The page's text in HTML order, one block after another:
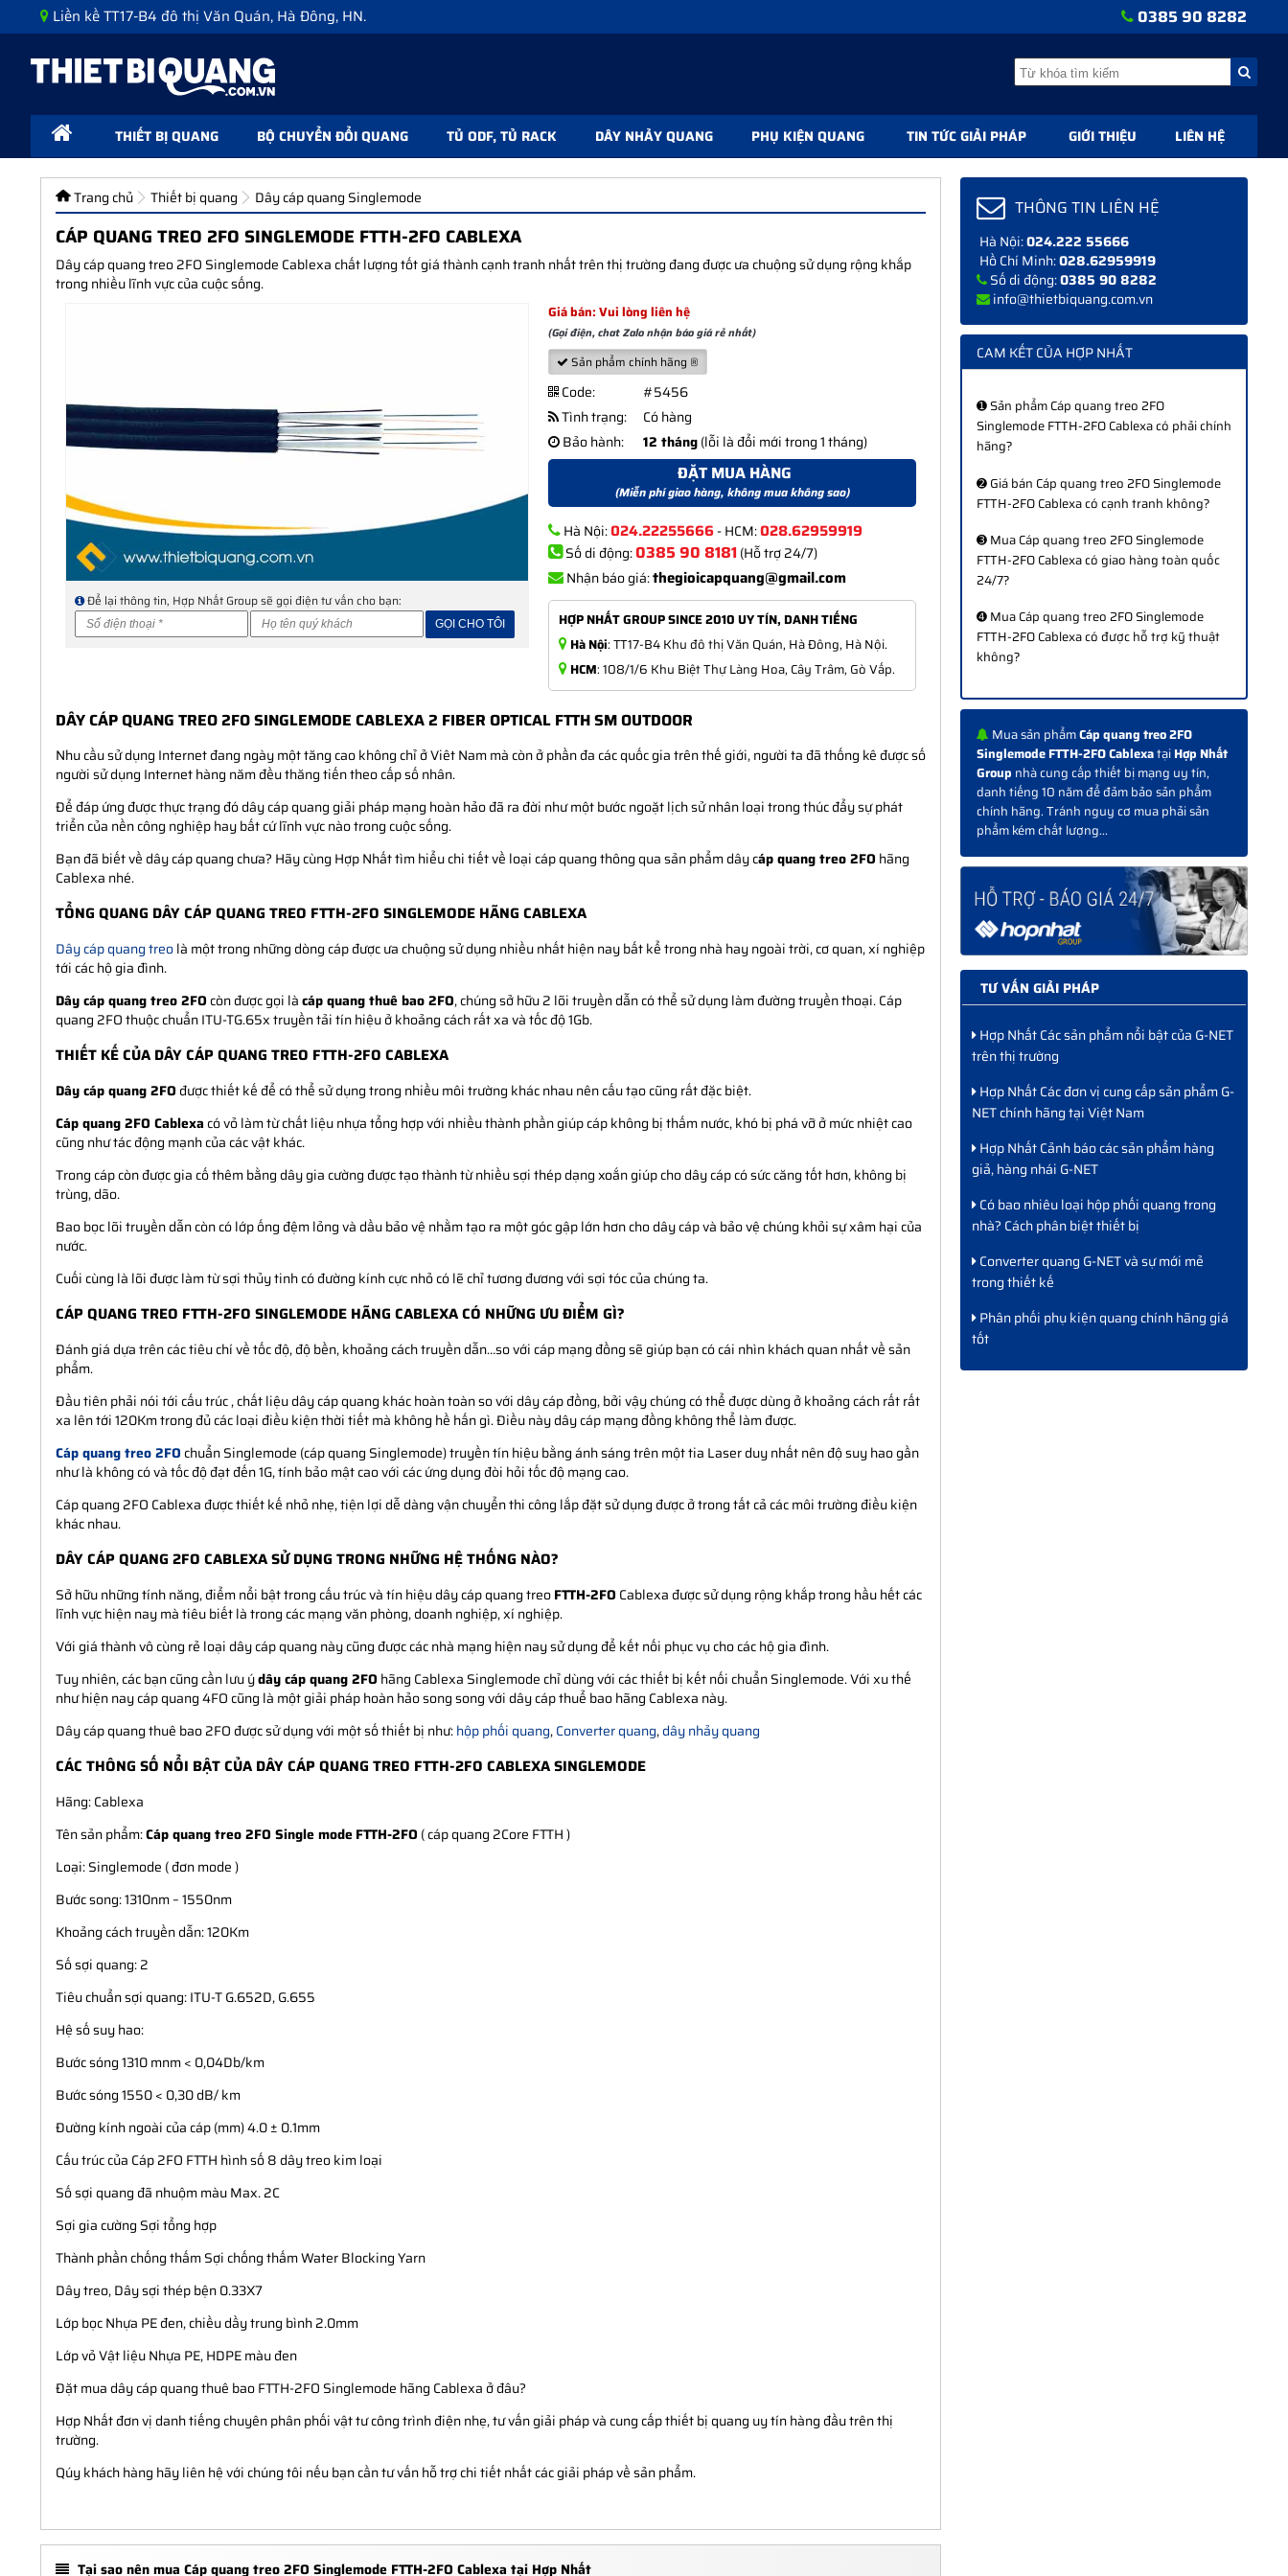
Liền kề TT17-B4 đô thị Văn Quán, Hà Đông, HN. 0385 90 8282
THIẾT BỊ QUANG BỘ CHUYỂN ĐỔI QUANG TỦ ODF, TỦ RACK DÂY NHẢY QUANG PHỤ KIỆN QUANG TIN TỨC GIẢI PHÁP GIỚI THIỆU LIÊN HỆ
Trang chủ Thiết bị quang Dây cáp quang Singlemode
CÁP QUANG TREO 2FO SINGLEMODE FTTH-2FO CABLEXA
Dây cáp quang treo 2FO Singlemode Cablexa chất lượng tốt giá thành cạnh tranh nhất trên thị trường đang được ưa chuộng sử dụng rộng khắp
trong nhiều lĩnh vực của cuộc sống.
Để lại thông tin, Hợp Nhất Group sẽ gọi điện tư vấn cho bạn:
Giá bán: Vui lòng liên hệ
(Gọi điện, chat Zalo nhận báo giá rẻ nhất)
Sản phẩm chính hãng ®
Code:
#5456
Tình trạng:
Có hàng
Bảo hành:
12 tháng(lỗi là đổi mới trong 1 tháng)
ĐẶT MUA HÀNG
(Miễn phí giao hàng, không mua không sao)
Hà Nội:024.22255666- HCM:028.62959919
Số di động:0385 90 8181(Hỗ trợ 24/7)
Nhận báo giá:thegioicapquang@gmail.com
HỢP NHẤT GROUP SINCE 2010 UY TÍN, DANH TIẾNG
Hà Nội: TT17-B4 Khu đô thị Văn Quán, Hà Đông, Hà Nội.
HCM: 108/1/6 Khu Biệt Thự Làng Hoa, Cây Trâm, Gò Vấp.
DÂY CÁP QUANG TREO 2FO SINGLEMODE CABLEXA 2 FIBER OPTICAL FTTH SM OUTDOOR
Nhu cầu sử dụng Internet đang ngày một tăng cao không chỉ ở Viêt Nam mà còn ở phần đa các quốc gia trên thế giới, người ta đã thống kê được số
người sử dụng Internet hàng năm đều thăng tiến theo cấp số nhân.
Để đáp ứng được thực trạng đó dây cáp quang giải pháp mạng hoàn hảo đã ra đời như một bước ngoặt lịch sử nhân loại trong thúc đẩy sự phát
triển của nền công nghiệp hay bất cứ lĩnh vực nào trong cuộc sống.
Bạn đã biết về dây cáp quang chưa? Hãy cùng Hợp Nhất tìm hiểu chi tiết về loại cáp quang thông qua sản phẩm dây cáp quang treo 2FO hãng
Cablexa nhé.
TỔNG QUANG DÂY CÁP QUANG TREO FTTH-2FO SINGLEMODE HÃNG CABLEXA
Dây cáp quang treolà một trong những dòng cáp được ưa chuộng sử dụng nhiều nhất hiện nay bất kể trong nhà hay ngoài trời, cơ quan, xí nghiệp
tới các hộ gia đình.
Dây cáp quang treo 2FO còn được gọi làcáp quang thuê bao 2FO, chúng sở hữu 2 lõi truyền dẫn có thể sử dụng làm đường truyền thoại. Cáp
quang 2FO thuộc chuẩn ITU-TG.65x truyền tải tín hiệu ở khoảng cách rất xa và tốc độ 1Gb.
THIẾT KẾ CỦA DÂY CÁP QUANG TREO FTTH-2FO CABLEXA
Dây cáp quang 2FO được thiết kế để có thể sử dụng trong nhiều môi trường khác nhau nên cấu tạo cũng rất đặc biệt.
Cáp quang 2FO Cablexa có vỏ làm từ chất liệu nhựa tổng hợp với nhiều thành phần giúp cáp không bị thấm nước, khó bị phá vỡ ở mức nhiệt cao
cũng như tác động mạnh của các vật khác.
Trong cáp còn được gia cố thêm bằng dây gia cường được tạo thành từ nhiều sợi thép dạng xoắn giúp cho dây cáp có sức căng tốt hơn, không bị
trùng, dão.
Bao bọc lõi truyền dẫn còn có lớp ống đệm lỏng và dầu bảo vệ nhằm tạo ra một góc gập lớn hơn cho dây cáp và bảo vệ chúng khỏi sự xâm hại của
nước.
Cuối cùng là lõi được làm từ sợi thủy tinh có đường kính cực nhỏ có lẽ chỉ tương đương với sợi tóc của chúng ta.
CÁP QUANG TREO FTTH-2FO SINGLEMODE HÃNG CABLEXA CÓ NHỮNG ƯU ĐIỂM GÌ?
Đánh giá dựa trên các tiêu chí về tốc độ, độ bền, khoảng cách truyền dẫn…so với cáp mạng đồng sẽ giúp bạn có cái nhìn khách quan nhất về sản
phẩm.
Đầu tiên phải nói tới cấu trúc , chất liệu dây cáp quang khác hoàn toàn so với dây cáp đồng, bởi vậy chúng có thể được dùng ở khoảng cách rất rất
xa lên tới 120Km trong đủ các loại điều kiện thời tiết mà không hề hấn gì. Điều này dây cáp mạng đồng không thể làm được.
Cáp quang treo 2FO chuẩn Singlemode (cáp quang Singlemode) truyền tín hiệu bằng ánh sáng trên một tia Laser duy nhất nên độ suy hao gần
như là không có và tốc độ đạt đến 1G, tính bảo mật cao với các ứng dụng đòi hỏi tốc độ mạng cao.
Cáp quang 2FO Cablexa được thiết kế nhỏ nhẹ, tiện lợi dễ dàng vận chuyển thi công lắp đặt sử dụng được ở trong tất cả các môi trường điều kiện
khác nhau.
DÂY CÁP QUANG 2FO CABLEXA SỬ DỤNG TRONG NHỮNG HỆ THỐNG NÀO?
Sở hữu những tính năng, điểm nổi bật trong cấu trúc và tín hiệu dây cáp quang treoFTTH-2FO Cablexa được sử dụng rộng khắp trong hầu hết các
lĩnh vực hiện nay mà tiêu biết là trong các mạng văn phòng, doanh nghiệp, xí nghiệp.
Với giá thành vô cùng rẻ loại dây cáp quang này cũng được các nhà mạng hiện nay sử dụng để kết nối phục vụ cho các hộ gia đình.
Tuy nhiên, các bạn cũng cần lưu ýdây cáp quang 2FO hãng Cablexa Singlemode chỉ dùng với các thiết bị kết nối chuẩn Singlemode. Với xu thế
như hiện nay cáp quang 4FO cũng là một giải pháp hoàn hảo song song với dây cáp thuể bao hãng Cablexa này.
Dây cáp quang thuê bao 2FO được sử dụng với một số thiết bị như:hộp phối quang,Converter quang,dây nhảy quang
CÁC THÔNG SỐ NỔI BẬT CỦA DÂY CÁP QUANG TREO FTTH-2FO CABLEXA SINGLEMODE
Hãng: Cablexa
Tên sản phẩm:Cáp quang treo 2FO Single modeFTTH-2FO ( cáp quang 2Core FTTH )
Loại: Singlemode ( đơn mode )
Bước song: 1310nm – 1550nm
Khoảng cách truyền dẫn: 120Km
Số sợi quang: 2
Tiêu chuẩn sợi quang: ITU-T G.652D, G.655
Hệ số suy hao:
Bước sóng 1310 mnm < 0,04Db/km
Bước sóng 1550 < 0,30 dB/ km
Đường kính ngoài của cáp (mm) 4.0 ± 0.1mm
Cấu trúc của Cáp 2FO FTTH hình số 8 dây treo kim loại
Số sợi quang đã nhuộm màu Max. 2C
Sợi gia cường Sợi tổng hợp
Thành phần chống thấm Sợi chống thấm Water Blocking Yarn
Dây treo, Dây sợi thép bện 0.33X7
Lớp bọc Nhựa PE đen, chiều dầy trung bình 2.0mm
Lớp vỏ Vật liệu Nhựa PE, HDPE màu đen
Đặt mua dây cáp quang thuê bao FTTH-2FO Singlemode hãng Cablexa ở đâu?
Hợp Nhất đơn vị danh tiếng chuyên phân phối vật tư công trình điện nhẹ, tư vấn giải pháp và cung cấp thiết bị quang uy tín hàng đầu trên thị
trường.
Qúy khách hàng hãy liên hệ với chúng tôi nếu bạn cần tư vấn hỗ trợ chi tiết nhất các giải pháp về sản phẩm.
Tại sao nên mua Cáp quang treo 2FO Singlemode FTTH-2FO Cablexa tại Hợp Nhất
THÔNG TIN LIÊN HỆ
Hà Nội:024.222 55666
Hồ Chí Minh:028.62959919
Số di động:0385 90 8282
info@thietbiquang.com.vn
CAM KẾT CỦA HỢP NHẤT
➊ Sản phẩm Cáp quang treo 2FO
Singlemode FTTH-2FO Cablexa có phải chính
hãng?
➋ Giá bán Cáp quang treo 2FO Singlemode
FTTH-2FO Cablexa có cạnh tranh không?
➌ Mua Cáp quang treo 2FO Singlemode
FTTH-2FO Cablexa có giao hàng toàn quốc
24/7?
➍ Mua Cáp quang treo 2FO Singlemode
FTTH-2FO Cablexa có được hỗ trợ kỹ thuật
không?
Mua sản phẩmCáp quang treo 2FO
Singlemode FTTH-2FO CablexatạiHợp Nhất
Group nhà cung cấp thiết bị mạng uy tín,
danh tiếng 10 năm để đảm bảo sản phẩm
chính hãng. Tránh nguy cơ mua phải sản
phẩm kém chất lượng...
TƯ VẤN GIẢI PHÁP
Hợp Nhất Các sản phẩm nổi bật của G-NET
trên thị trường
Hợp Nhất Các đơn vị cung cấp sản phẩm G-
NET chính hãng tại Việt Nam
Hợp Nhất Cảnh báo các sản phẩm hàng
giả, hàng nhái G-NET
Có bao nhiêu loại hộp phối quang trong
nhà? Cách phân biệt thiết bị
Converter quang G-NET và sự mới mẻ
trong thiết kế
Phân phối phụ kiện quang chính hãng giá
tốt